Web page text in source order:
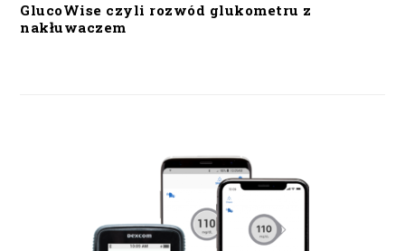
GlucoWise czyli rozwód glukometru z
nakłuwaczem